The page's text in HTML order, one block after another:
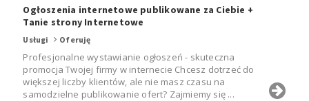
Ogłoszenia internetowe publikowane za Ciebie +
Tanie strony Internetowe
Usługi Oferuję
Profesjonalne wystawianie ogłoszeń - skuteczna
promocja Twojej firmy w internecie Chcesz dotrzeć do
większej liczby klientów, ale nie masz czasu na
samodzielne publikowanie ofert? Zajmiemy się ...